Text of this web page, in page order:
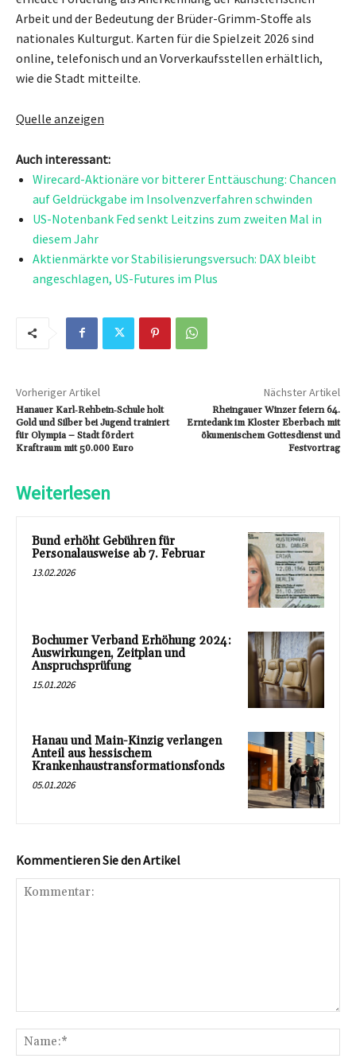
Arbeit und der Bedeutung der Brüder-Grimm-Stoffe als
nationales Kulturgut. Karten für die Spielzeit 2026 sind
online, telefonisch und an Vorverkaufsstellen erhältlich,
wie die Stadt mitteilte.
Quelle anzeigen
Auch interessant:
Wirecard-Aktionäre vor bitterer Enttäuschung: Chancen
auf Geldrückgabe im Insolvenzverfahren schwinden
US-Notenbank Fed senkt Leitzins zum zweiten Mal in
diesem Jahr
Aktienmärkte vor Stabilisierungsversuch: DAX bleibt
angeschlagen, US-Futures im Plus
Vorheriger Artikel
Hanauer Karl‑Rehbein‑Schule holt
Gold und Silber bei Jugend trainiert
für Olympia – Stadt fördert
Kraftraum mit 50.000 Euro
Nächster Artikel
Rheingauer Winzer feiern 64.
Erntedank im Kloster Eberbach mit
ökumenischem Gottesdienst und
Festvortrag
Weiterlesen
Bund erhöht Gebühren für
Personalausweise ab 7. Februar
13.02.2026
Bochumer Verband Erhöhung 2024:
Auswirkungen, Zeitplan und
Anspruchsprüfung
15.01.2026
Hanau und Main-Kinzig verlangen
Anteil aus hessischem
Krankenhaustransformationsfonds
05.01.2026
Kommentieren Sie den Artikel